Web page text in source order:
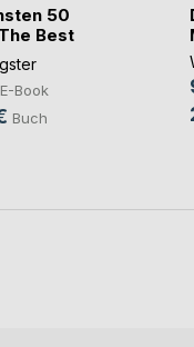
50
Best
E-Book
Buch